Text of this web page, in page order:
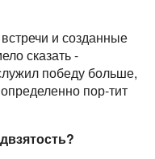
и созданные
сказать -
победу больше,
пор-тит